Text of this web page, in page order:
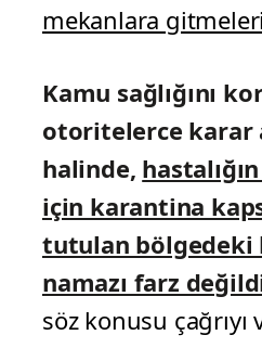
mekanlara
Kamu sağlığını
otoritelerce karar
halinde,
için karantina
tutulan bölgedeki
namazı farz
söz konusu çağrıyı